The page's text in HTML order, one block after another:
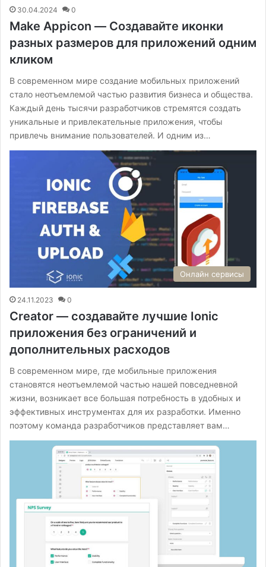
30.04.2024 0
Make Appicon — Создавайте иконки
разных размеров для приложений одним
кликом
В современном мире создание мобильных приложений
стало неотъемлемой частью развития бизнеса и общества.
Каждый день тысячи разработчиков стремятся создать
уникальные и привлекательные приложения, чтобы
привлечь внимание пользователей. И одним из…
Онлайн сервисы
24.11.2023 0
Creator — создавайте лучшие Ionic
приложения без ограничений и
дополнительных расходов
В современном мире, где мобильные приложения
становятся неотъемлемой частью нашей повседневной
жизни, возникает все большая потребность в удобных и
эффективных инструментах для их разработки. Именно
поэтому команда разработчиков представляет вам…